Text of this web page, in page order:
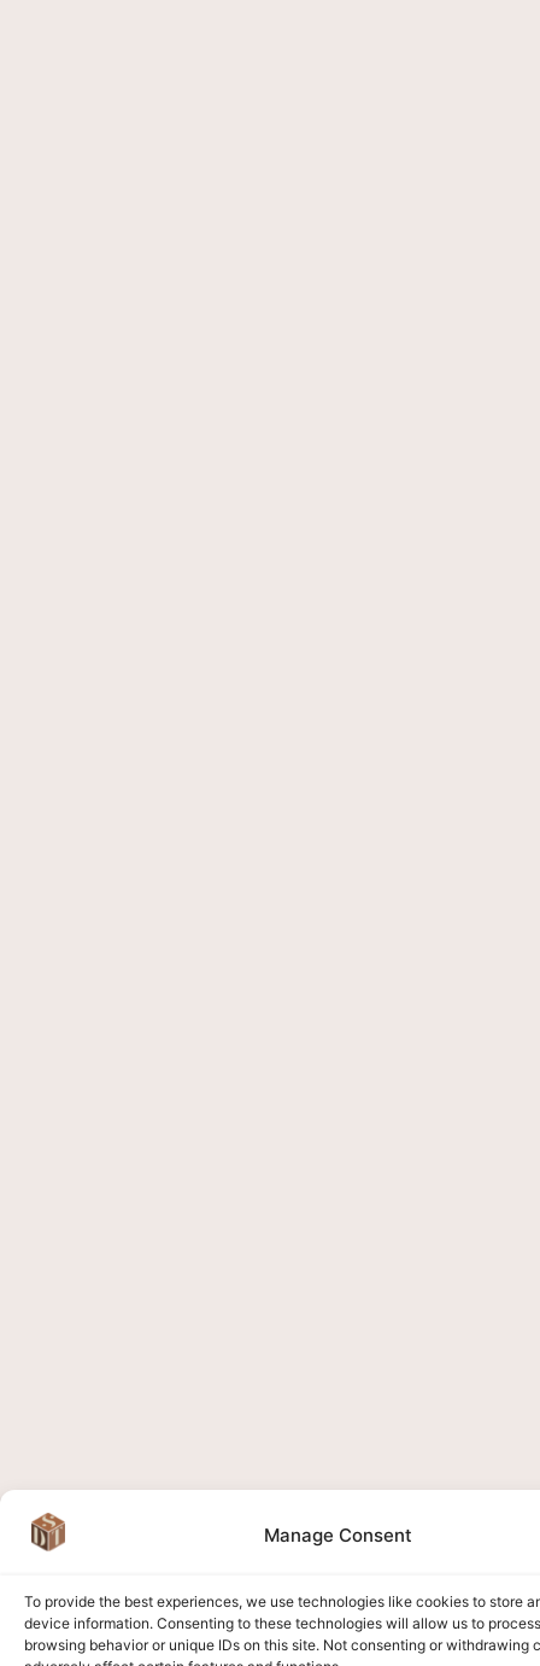
Manage Consent
To provide the best experiences, we use technologies like cookies to store
device information. Consenting to these technologies will allow us to
browsing behavior or unique IDs on this site. Not consenting or withdrawing